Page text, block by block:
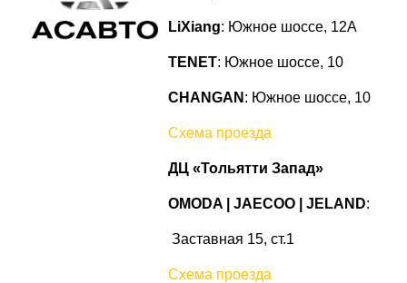
LiXiang: Южное шоссе, 12А
TENET: Южное шоссе, 10
CHANGAN : Южное шоссе, 10
Схема проезда
ДЦ «Тольятти Запад»
OMODA | JAECOO| JELAND:
Заставная 15, ст.1
Схема проезда